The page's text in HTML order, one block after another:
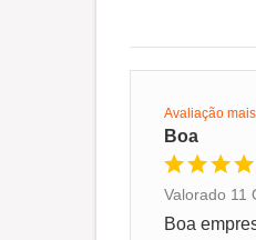
Avaliação
Boa
Valorado 11
Boa